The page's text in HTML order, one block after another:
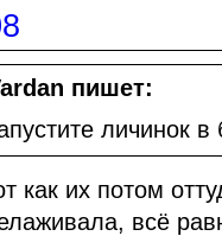
пишет:
личинок в
как их потом
всё